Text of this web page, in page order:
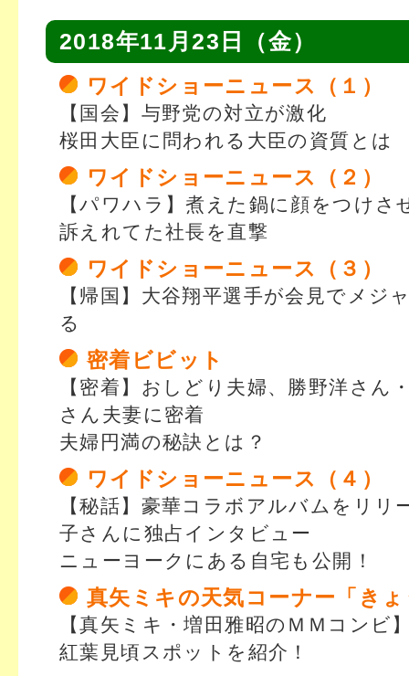
2018年11月23日（金）
ワイドショーニュース（１）
【国会】与野党の対立が激化
桜田大臣に問われる大臣の資質とは
ワイドショーニュース（２）
【パワハラ】煮えた鍋に顔をつけさ
訴えれてた社長を直撃
ワイドショーニュース（３）
【帰国】大谷翔平選手が会見でメジ
る
密着ビビット
【密着】おしどり夫婦、勝野洋さん
さん夫妻に密着
夫婦円満の秘訣とは？
ワイドショーニュース（４）
【秘話】豪華コラボアルバムをリリ
子さんに独占インタビュー
ニューヨークにある自宅も公開！
真矢ミキの天気コーナー「き
【真矢ミキ・増田雅昭のＭＭコンビ
紅葉見頃スポットを紹介！